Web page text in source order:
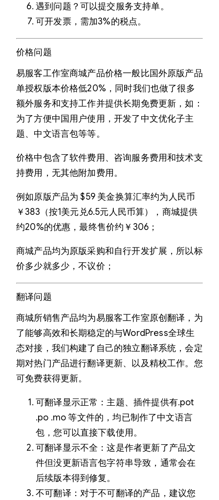
遇到问题？可以提交服务支持单。
可开发票，需加3%的税点。
价格问题
易服客工作室商城产品价格一般比国外原版产品
单授权版本价格低20%，同时我们也做了很多
额外服务和支持工作并提供长期免费更新，如：
为了方便中国用户使用，开发了中文优化子主
题、中文语言包等等。
价格中包含了软件费用、咨询服务费用和技术支
持费用，无其他附加费用。
例如原版产品为 $59 美金换算汇率约为人民币
￥383（按1美元兑6.5元人民币算），商城提供
约20%的优惠，最终售价约￥306；
商城产品均为原版采购和自行开发扩展，所以标
价多少就多少，不议价；
翻译问题
商城所销售产品均为易服客工作室原创翻译，为
了能够高效和长期稳定的与WordPress全球生
态对接，我们构建了自己的独立翻译系统，会定
期对热门产品进行翻译更新、以及精校工作。您
可免费获得更新。
可翻译显示正常：主题、插件提供有.pot
.po .mo 等文件的，均已制作了中文语言
包，您可以直接下载使用。
可翻译显示不全：这是作者更新了产品文
件但没更新语言包字符串导致，通常会在
后续版本得到修复。
不可翻译：对于不可翻译的产品，建议您